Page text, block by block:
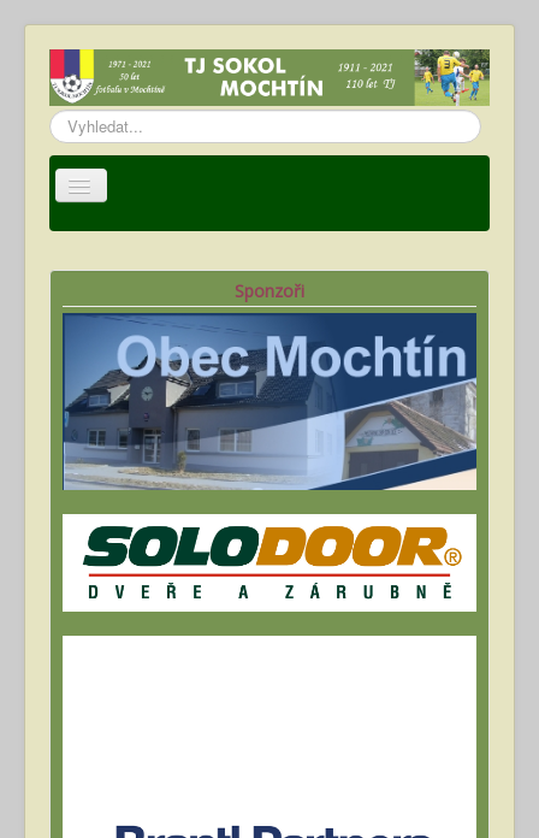
Vyhledávání...
Oddíl fotbalu
Hráči
Kalendář akcí
Fotogalerie
Ke stažení
Archív článků
Přihlásit
Sponzoři